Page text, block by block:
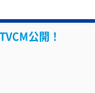
公開！